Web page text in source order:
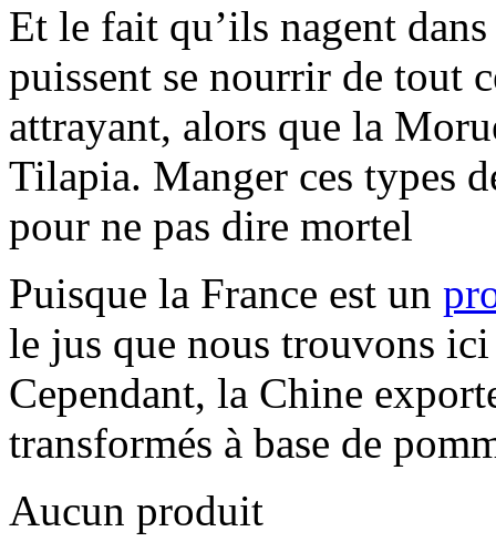
Et le fait qu’ils nagent
puissent se nourrir de tout
attrayant, alors que la
Tilapia. Manger ces types
pour ne pas dire mortel
Puisque la France est un
le jus que nous trouvons
Cependant, la Chine
transformés à base de
Aucun produit